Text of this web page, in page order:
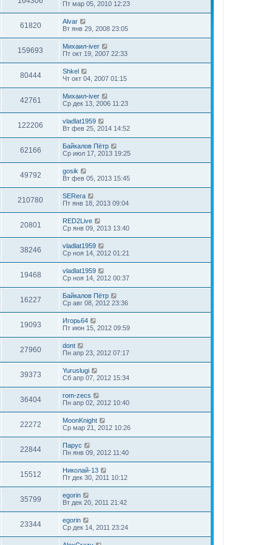
Пт мар 05, 2010 12:23
61820
Alvar
Вт янв 29, 2008 23:05
159693
Михаил-iver
Пт окт 19, 2007 22:33
80444
Shkel
Чт окт 04, 2007 01:15
42761
Михаил-iver
Ср дек 13, 2006 11:23
122206
vladlat1959
Вт фев 25, 2014 14:52
62166
Байкалов Пётр
Ср июл 17, 2013 19:25
49792
gosik
Вт фев 05, 2013 15:45
210780
SERега
Пт янв 18, 2013 09:04
20801
RED2Live
Ср янв 09, 2013 13:40
38246
vladlat1959
Ср ноя 14, 2012 01:21
19468
vladlat1959
Ср ноя 14, 2012 00:37
16227
Байкалов Пётр
Ср авг 08, 2012 23:36
19093
Игорь64
Пт июн 15, 2012 09:59
27960
dont
Пн апр 23, 2012 07:17
39373
Yuruslugi
Сб апр 07, 2012 15:34
36404
rom-zecs
Пн апр 02, 2012 10:40
22272
MoonKnight
Ср мар 21, 2012 10:26
22844
Парус
Пн янв 09, 2012 11:40
15512
Николай-13
Пт дек 30, 2011 10:12
35799
egorin
Вт дек 20, 2011 21:42
23344
egorin
Ср дек 14, 2011 23:24